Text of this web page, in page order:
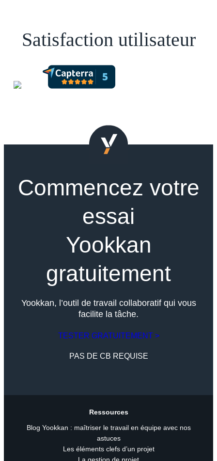
Satisfaction utilisateur
Commencez votre
essai
Yookkan
gratuitement
Yookkan, l’outil de travail collaboratif qui vous
facilite la tâche.
TESTER GRATUITEMENT >
PAS DE CB REQUISE
Ressources
Blog Yookkan : maîtriser le travail en équipe avec nos
astuces
Les éléments clefs d’un projet